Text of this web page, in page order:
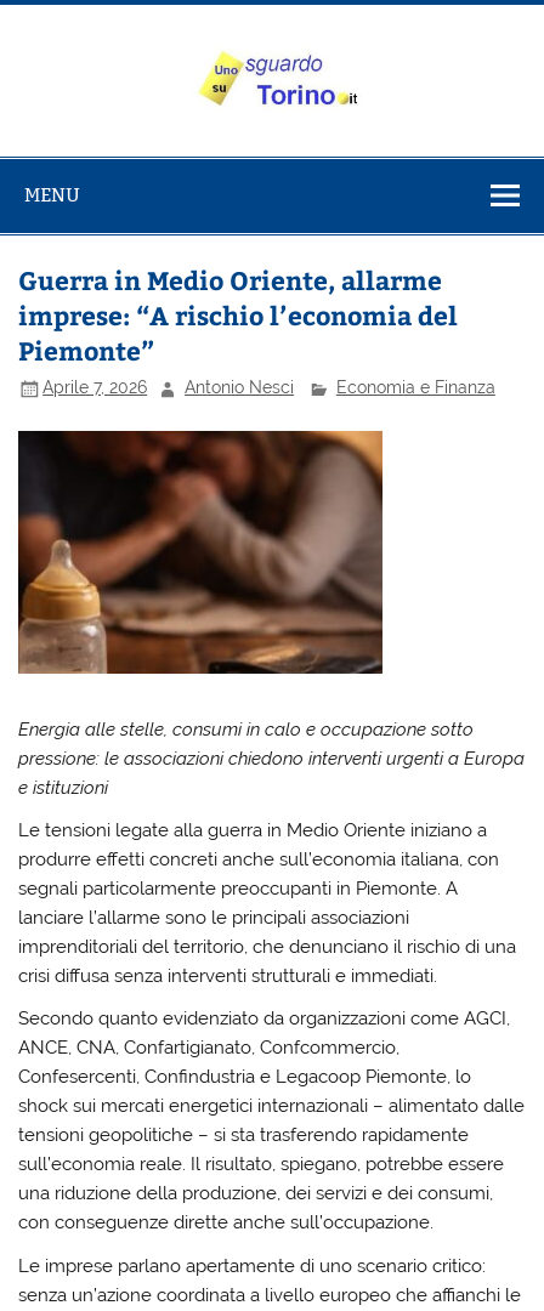
Salta
su Torino
MENU
Guerra in Medio Oriente, allarme
imprese: “A rischio l’economia del
Piemonte”
Aprile 7, 2026 Antonio Nesci Economia e Finanza
Energia alle stelle, consumi in calo e occupazione sotto
pressione: le associazioni chiedono interventi urgenti a Europa
e istituzioni
Le tensioni legate alla guerra in Medio Oriente iniziano a
produrre effetti concreti anche sull’economia italiana, con
segnali particolarmente preoccupanti in Piemonte. A
lanciare l’allarme sono le principali associazioni
imprenditoriali del territorio, che denunciano il rischio di una
crisi diffusa senza interventi strutturali e immediati.
Secondo quanto evidenziato da organizzazioni come AGCI,
ANCE, CNA, Confartigianato, Confcommercio,
Confesercenti, Confindustria e Legacoop Piemonte, lo
shock sui mercati energetici internazionali – alimentato dalle
tensioni geopolitiche – si sta trasferendo rapidamente
sull’economia reale. Il risultato, spiegano, potrebbe essere
una riduzione della produzione, dei servizi e dei consumi,
con conseguenze dirette anche sull’occupazione.
Le imprese parlano apertamente di uno scenario critico:
senza un’azione coordinata a livello europeo che affianchi le